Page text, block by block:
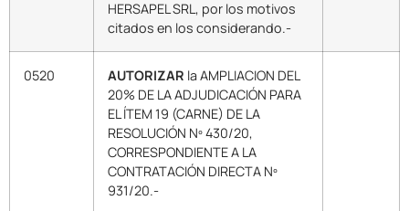
HERSAPEL SRL, por los motivos
citados en los considerando.-
0520 AUTORIZAR la AMPLIACION DEL
20% DE LA ADJUDICACIÓN PARA
EL ÍTEM 19 (CARNE) DE LA
RESOLUCIÓN Nº 430/20,
CORRESPONDIENTE A LA
CONTRATACIÓN DIRECTA Nº
931/20.-